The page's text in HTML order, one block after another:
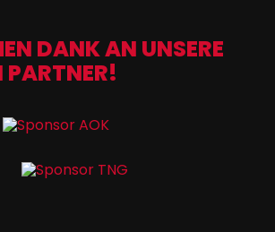
DANK AN UNSERE
PARTNER!